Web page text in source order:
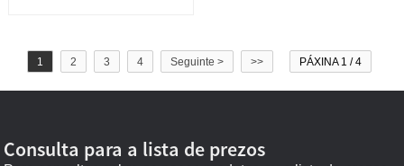
1 2 3 4 Seguinte > >> PÁXINA 1 / 4
Consulta para a lista de prezos